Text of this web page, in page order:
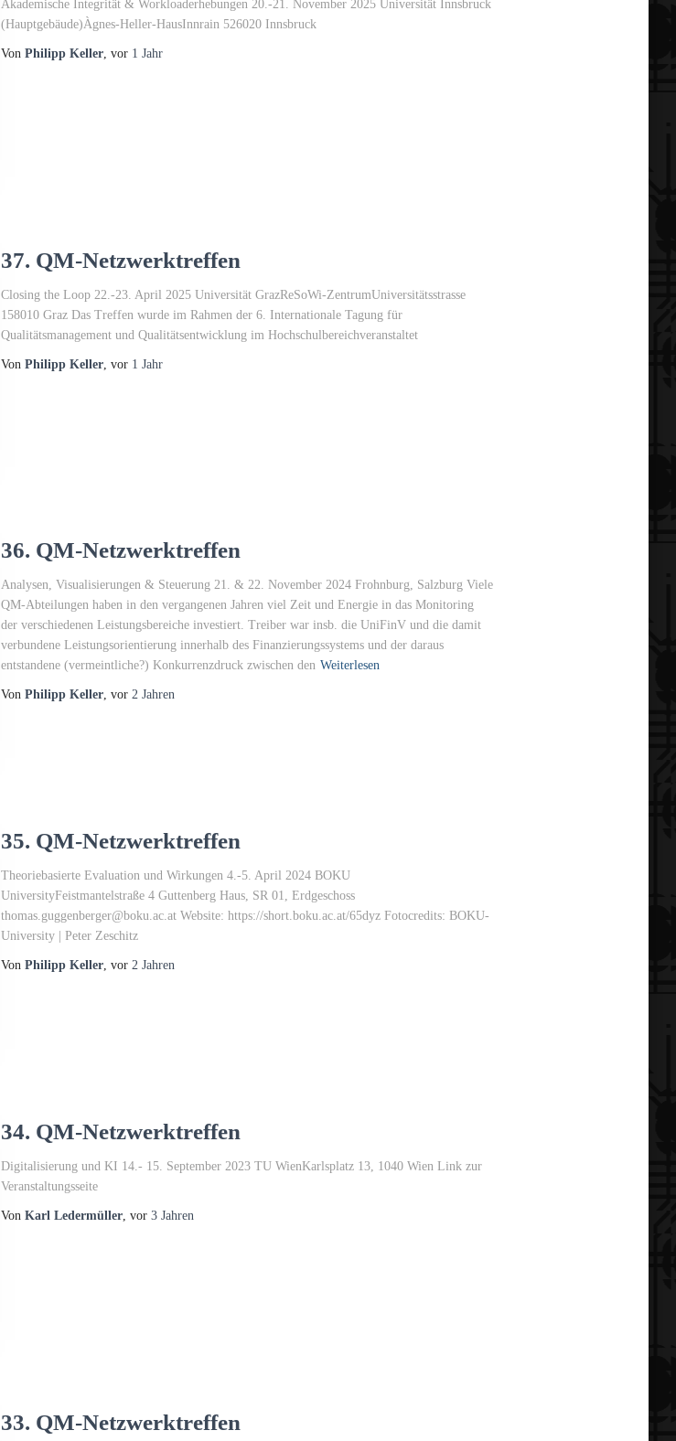
Akademische Integrität & Workloaderhebungen 20.-21. November 2025 Universität Innsbruck
(Hauptgebäude)Àgnes-Heller-HausInnrain 526020 Innsbruck
Von Philipp Keller, vor 1 Jahr
37. QM-Netzwerktreffen
Closing the Loop 22.-23. April 2025 Universität GrazReSoWi-ZentrumUniversitätsstrasse
158010 Graz Das Treffen wurde im Rahmen der 6. Internationale Tagung für
Qualitätsmanagement und Qualitätsentwicklung im Hochschulbereichveranstaltet
Von Philipp Keller, vor 1 Jahr
36. QM-Netzwerktreffen
Analysen, Visualisierungen & Steuerung 21. & 22. November 2024 Frohnburg, Salzburg Viele
QM-Abteilungen haben in den vergangenen Jahren viel Zeit und Energie in das Monitoring
der verschiedenen Leistungsbereiche investiert. Treiber war insb. die UniFinV und die damit
verbundene Leistungsorientierung innerhalb des Finanzierungssystems und der daraus
entstandene (vermeintliche?) Konkurrenzdruck zwischen den Weiterlesen
Von Philipp Keller, vor 2 Jahren
35. QM-Netzwerktreffen
Theoriebasierte Evaluation und Wirkungen 4.-5. April 2024 BOKU
UniversityFeistmantelstraße 4 Guttenberg Haus, SR 01, Erdgeschoss
thomas.guggenberger@boku.ac.at Website: https://short.boku.ac.at/65dyz Fotocredits: BOKU-
University | Peter Zeschitz
Von Philipp Keller, vor 2 Jahren
34. QM-Netzwerktreffen
Digitalisierung und KI 14.- 15. September 2023 TU WienKarlsplatz 13, 1040 Wien Link zur
Veranstaltungsseite
Von Karl Ledermüller, vor 3 Jahren
33. QM-Netzwerktreffen